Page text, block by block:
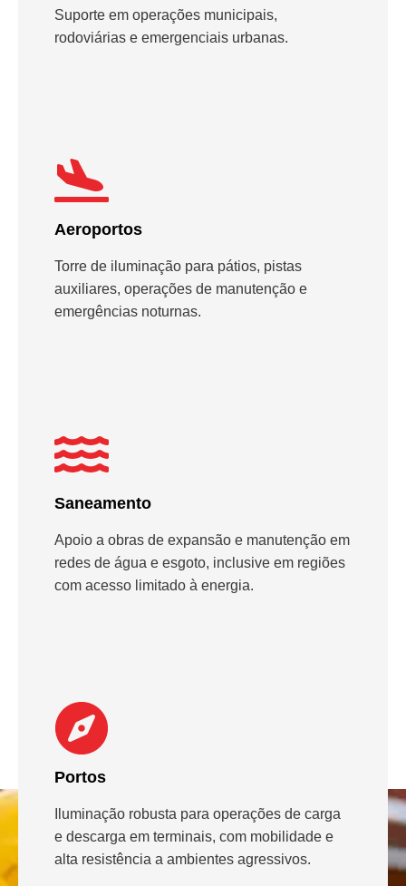
Suporte em operações municipais,
rodoviárias e emergenciais urbanas.
Aeroportos
Torre de iluminação para pátios, pistas
auxiliares, operações de manutenção e
emergências noturnas.
Saneamento
Apoio a obras de expansão e manutenção em
redes de água e esgoto, inclusive em regiões
com acesso limitado à energia.
Portos
Iluminação robusta para operações de carga
e descarga em terminais, com mobilidade e
alta resistência a ambientes agressivos.